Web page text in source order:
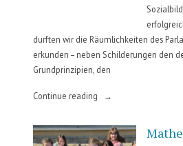
durften wir die Räumlichkeiten des
erkunden – neben Schilderungen den
Grundprinzipien, den
Continue reading
„Parlament